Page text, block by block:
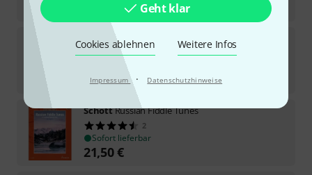
Geht klar
Cookies ablehnen Weitere Infos
Impressum · Datenschutzhinweise
Schott Eastern European Fiddle Tunes
2
Sofort lieferbar
21,50€
SchottRussian Fiddle Tunes
2
Sofort lieferbar
21,50€